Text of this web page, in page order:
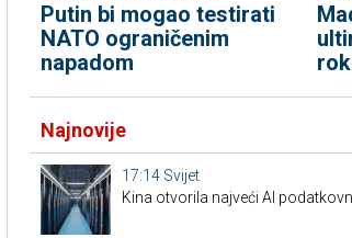
Putin bi mogao testirati
NATO ograničenim
napadom
Najnovije
17:14 Svijet
Kina otvorila najveći AI